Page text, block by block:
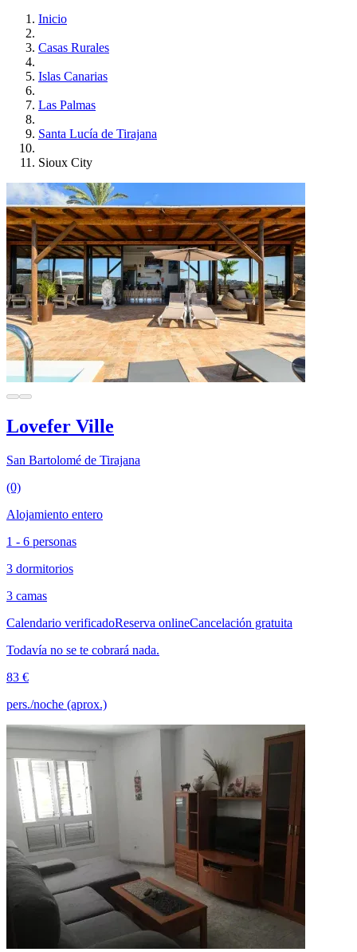
Inicio
Casas Rurales
Islas Canarias
Las Palmas
Santa Lucía de Tirajana
Sioux City
Lovefer Ville
San Bartolomé de Tirajana
(0)
Alojamiento entero
1 - 6 personas
3 dormitorios
3 camas
Calendario verificadoReserva onlineCancelación gratuita
Todavía no se te cobrará nada.
83 €
pers./noche (aprox.)